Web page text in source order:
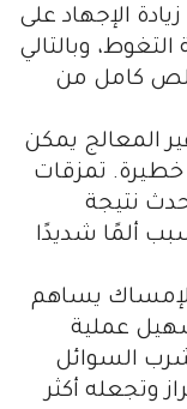
الإجهاد على
وبالتالي
كامل من
المعالج يمكن
تمزقات
نتيجة
ألمًا شديدًا
يساهم
عملية
السوائل
وتجعله أكثر